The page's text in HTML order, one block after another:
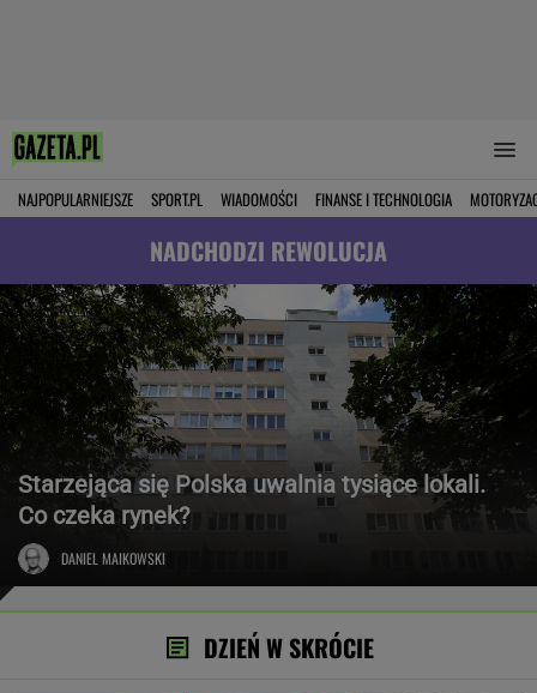
NAJPOPULARNIEJSZE SPORT.PL WIADOMOŚCI FINANSE I TECHNOLOGIA
NADCHODZI REWOLUCJA
Starzejąca się Polska uwalnia tysiące lokali.
Co czeka rynek?
DANIEL MAIKOWSKI
DZIEŃ W SKRÓCIE